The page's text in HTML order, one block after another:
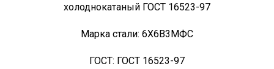
холоднокатаный ГОСТ 16523-97
Марка стали: 6Х6В3МФС
ГОСТ: ГОСТ 16523-97